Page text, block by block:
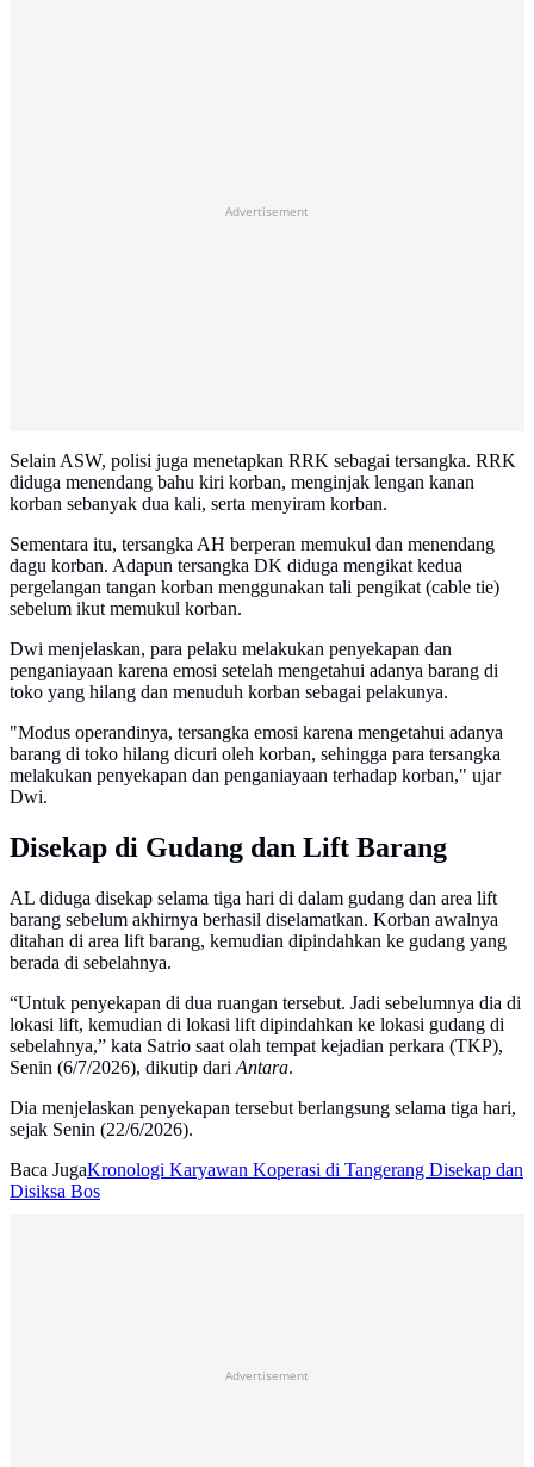
Advertisement
Selain ASW, polisi juga menetapkan RRK sebagai tersangka. RRK
diduga menendang bahu kiri korban, menginjak lengan kanan
korban sebanyak dua kali, serta menyiram korban.
Sementara itu, tersangka AH berperan memukul dan menendang
dagu korban. Adapun tersangka DK diduga mengikat kedua
pergelangan tangan korban menggunakan tali pengikat (cable tie)
sebelum ikut memukul korban.
Dwi menjelaskan, para pelaku melakukan penyekapan dan
penganiayaan karena emosi setelah mengetahui adanya barang di
toko yang hilang dan menuduh korban sebagai pelakunya.
"Modus operandinya, tersangka emosi karena mengetahui adanya
barang di toko hilang dicuri oleh korban, sehingga para tersangka
melakukan penyekapan dan penganiayaan terhadap korban," ujar
Dwi.
Disekap di Gudang dan Lift Barang
AL diduga disekap selama tiga hari di dalam gudang dan area lift
barang sebelum akhirnya berhasil diselamatkan. Korban awalnya
ditahan di area lift barang, kemudian dipindahkan ke gudang yang
berada di sebelahnya.
“Untuk penyekapan di dua ruangan tersebut. Jadi sebelumnya dia di
lokasi lift, kemudian di lokasi lift dipindahkan ke lokasi gudang di
sebelahnya,” kata Satrio saat olah tempat kejadian perkara (TKP),
Senin (6/7/2026), dikutip dari Antara.
Dia menjelaskan penyekapan tersebut berlangsung selama tiga hari,
sejak Senin (22/6/2026).
Baca JugaKronologi Karyawan Koperasi di Tangerang Disekap dan
Disiksa Bos
Advertisement